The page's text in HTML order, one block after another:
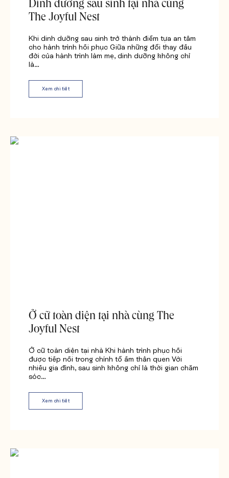
Dinh dưỡng sau sinh tại nhà cùng
The Joyful Nest
Khi dinh dưỡng sau sinh trở thành điểm tựa an tâm
cho hành trình hồi phục Giữa những đổi thay đầu
đời của hành trình làm mẹ, dinh dưỡng không chỉ
là…
Xem chi tiết
Ở cữ toàn diện tại nhà cùng The
Joyful Nest
Ở cữ toàn diện tại nhà Khi hành trình phục hồi
được tiếp nối trong chính tổ ấm thân quen Với
nhiều gia đình, sau sinh không chỉ là thời gian chăm
sóc…
Xem chi tiết